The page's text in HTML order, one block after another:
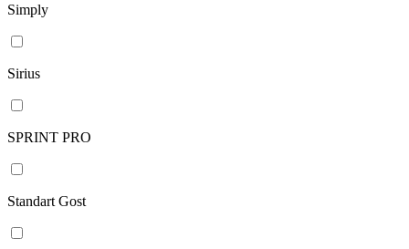
Simply
Sirius
SPRINT PRO
Standart Gost